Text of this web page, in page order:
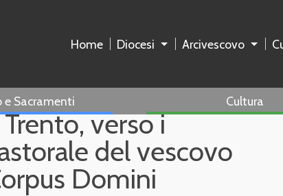
Home Diocesi Arcivescovo
e Sacramenti Cultura
verso i
del vescovo
Domini